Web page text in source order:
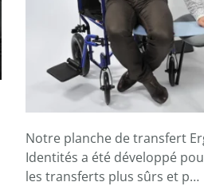
Notre planche de transfert
Identités a été développé
les transferts plus sûrs et p…